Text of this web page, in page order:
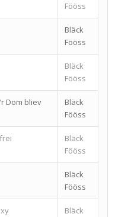
Fööss
Bläck
Fööss
Bläck
Fööss
Dom bliev
Bläck
Fööss
Bläck
Fööss
Bläck
Fööss
Bläck